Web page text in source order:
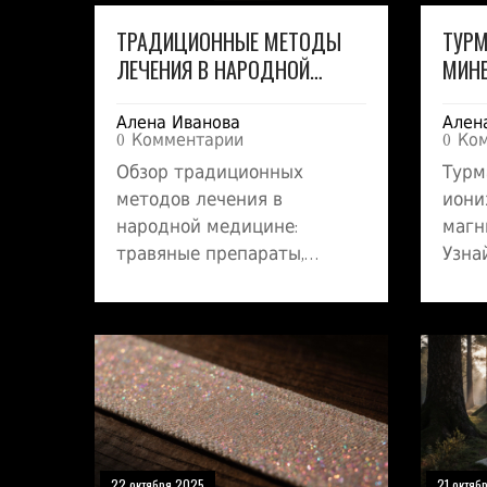
ТРАДИЦИОННЫЕ МЕТОДЫ
ЛЕЧЕНИЯ В НАРОДНОЙ
Алена Иванова
0 Комментарии
Обзор традиционных
методов лечения в
народной медицине:
травяные препараты,
баночная терапия и ванны.
Практические советы, риски
и рекомендации по выбору.
0